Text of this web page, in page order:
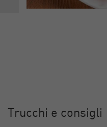
Trucchi e consigli